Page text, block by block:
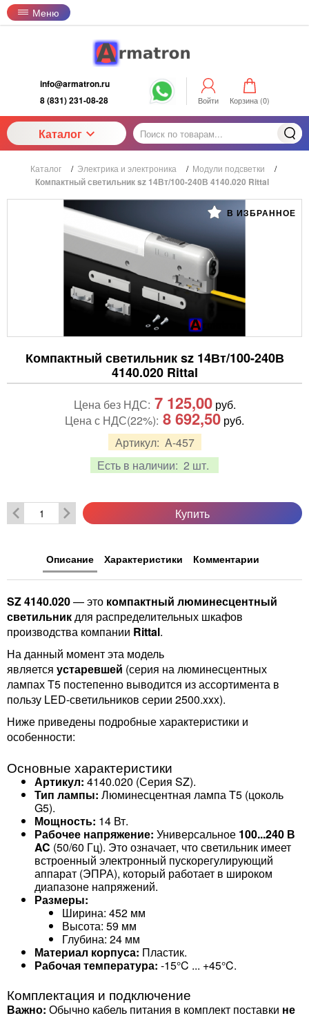
Меню
info@armatron.ru
8 (831) 231-08-28
Войти Корзина (0)
Каталог
Каталог / Электрика и электроника / Модули подсветки /
Компактный светильник sz 14Вт/100-240В 4140.020 Rittal
В ИЗБРАННОЕ
Компактный светильник sz 14Вт/100-240В
4140.020 Rittal
Артикул: A-457
Есть в наличии: 2 шт.
Цена без НДС: 7 125,00руб.
Цена с НДС(22%): 8 692,50 руб.
Купить
Описание Характеристики Комментарии
SZ 4140.020— это компактный люминесцентный
светильникдля распределительных шкафов
производства компании Rittal.
На данный момент эта модель
является устаревшей (серия на люминесцентных
лампах T5 постепенно выводится из ассортимента в
пользу LED-светильников серии 2500.xxx).
Ниже приведены подробные характеристики и
особенности:
Основные характеристики
Артикул: 4140.020 (Серия SZ).
Тип лампы: Люминесцентная лампа T5 (цоколь
G5).
Мощность: 14 Вт.
Рабочее напряжение: Универсальное 100...240 В
AC (50/60 Гц). Это означает, что светильник имеет
встроенный электронный пускорегулирующий
аппарат (ЭПРА), который работает в широком
диапазоне напряжений.
Размеры:
Ширина: 452 мм
Высота: 59 мм
Глубина: 24 мм
Материал корпуса: Пластик.
Рабочая температура: -15°C ... +45°C.
Комплектация и подключение
Важно: Обычно кабель питания в комплект поставки не